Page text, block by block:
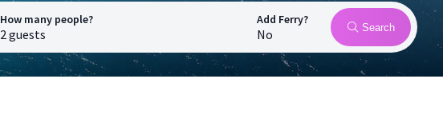
How many people? Add Ferry?
No Search